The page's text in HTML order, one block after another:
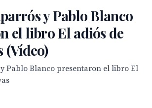
y Pablo Blanco
el libro El adiós de
(Vídeo)
Pablo Blanco presentaron el libro El